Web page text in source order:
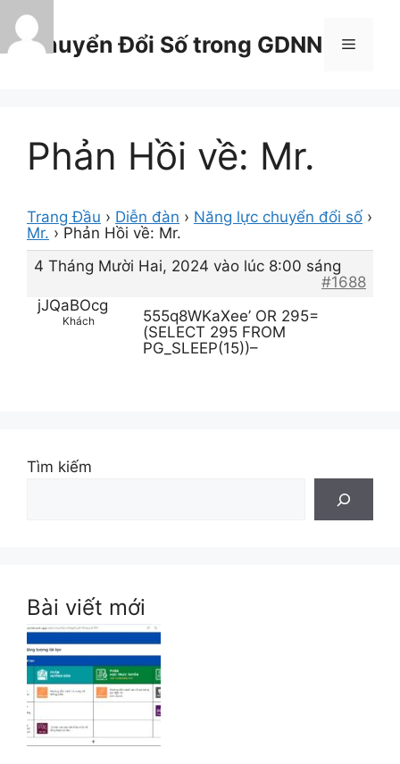
Chuyển
đến
nội
Chuyển Đổi Số trong GDNN Menu
Phản Hồi về: Mr.
Trang Đầu › Diễn đàn › Năng lực chuyển đổi số ›
Mr. › Phản Hồi về: Mr.
4 Tháng Mười Hai, 2024 vào lúc 8:00 sáng
#1688
jJQaBOcg
Khách
555q8WKaXee’ OR 295=
(SELECT 295 FROM
PG_SLEEP(15))–
Tìm kiếm
Bài viết mới